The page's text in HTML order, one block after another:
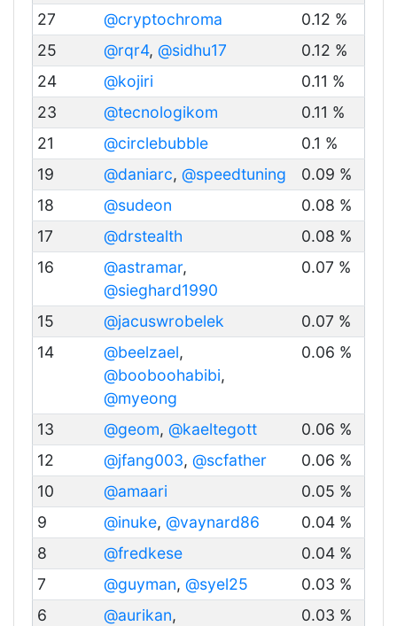
27 @cryptochroma
0.12 %
25
@rqr4, @sidhu17
0.12 %
24
@kojiri
0.11 %
23
@tecnologikom
0.11 %
21
@circlebubble
0.1 %
19
@daniarc, @speedtuning
0.09 %
18
@sudeon
0.08 %
17
@drstealth
0.08 %
16
@astramar,
@sieghard1990
0.07 %
15 @jacuswrobelek
0.07 %
14
@beelzael,
@booboohabibi,
@myeong
0.06 %
13 @geom, @kaeltegott
0.06 %
12
@jfang003, @scfather
0.06 %
10
@amaari
0.05 %
9
@inuke, @vaynard86
0.04 %
8
@fredkese
0.04 %
7
@guyman, @syel25
0.03 %
6
@aurikan, 0.03 %